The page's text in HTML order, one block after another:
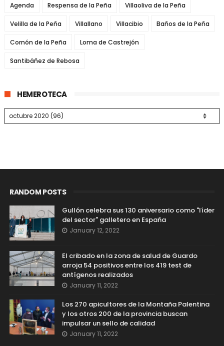
Agenda Respensa de la Peña Villaoliva de la Peña
Velilla de la Peña Villallano Villacibio Baños de la Peña
Cornón de la Peña Loma de Castrejón
Santibáñez de Rebosa
HEMEROTECA
RANDOM POSTS
Gullón celebra sus 130 aniversario como "líder
del sector" galletero en España
January 12, 2022
El cribado en la zona de salud de Guardo
arroja 54 positivos entre los 419 test de
antígenos realizados
January 11, 2022
Los 270 apicultores de la Montaña Palentina
y los otros 200 de la provincia buscan
impulsar un sello de calidad
January 11, 2022